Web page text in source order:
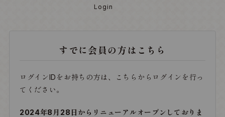
Login
すでに会員の方はこちら
ログインIDをお持ちの方は、こちらからログインを行っ
てください。
2024年8月28日からリニューアルオープンしておりま